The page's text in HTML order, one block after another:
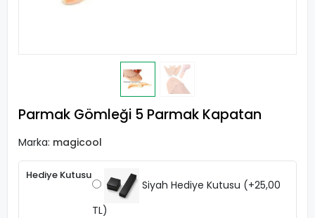
Parmak Gömleği 5 Parmak Kapatan
Marka: magicool
Hediye Kutusu
Siyah Hediye Kutusu (+25,00
TL)